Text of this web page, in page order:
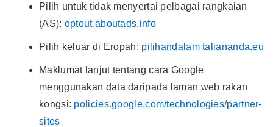
Pilih untuk tidak menyertai pelbagai rangkaian
(AS): optout.aboutads.info
Pilih keluar di Eropah: pilihandalam taliananda.eu
Maklumat lanjut tentang cara Google
menggunakan data daripada laman web rakan
kongsi: policies.google.com/technologies/partner-
sites